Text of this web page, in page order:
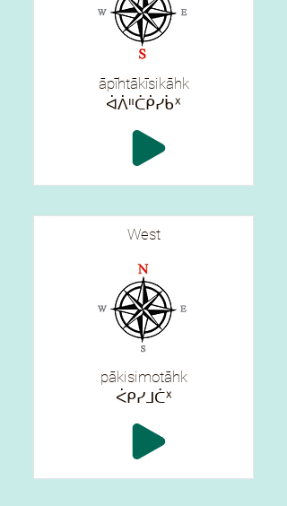
āpīhtākīsikāhk
ᐋᐲᐦᑖᑮᓯᑳᕽ
West
pākisimotāhk
ᐹᑭᓯᒧᑖᕽ